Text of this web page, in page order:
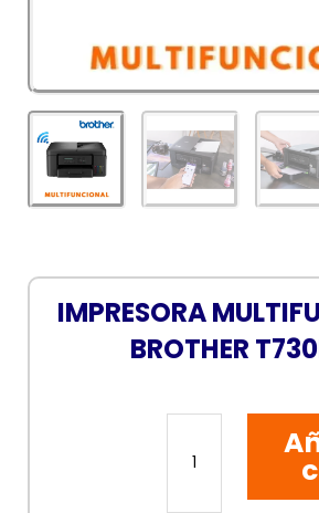
IMPRESORA
BROTHER
IMPRESORA
MULTIFUNCIONAL
BROTHER